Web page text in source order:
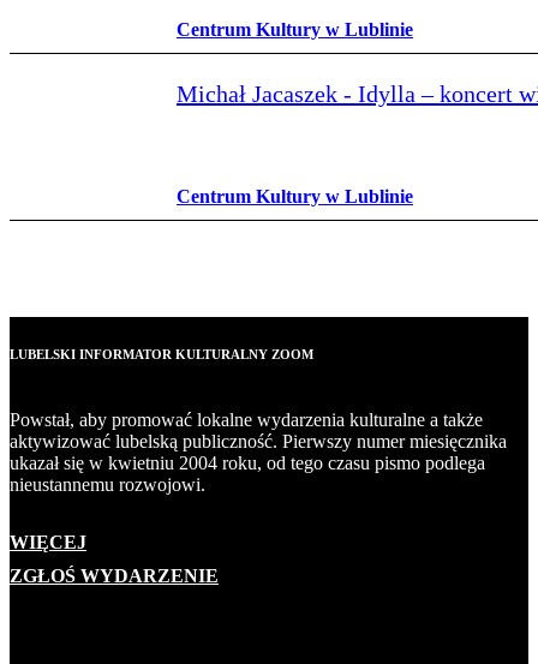
Centrum Kultury w Lublinie
Michał Jacaszek - Idylla – koncert
Centrum Kultury w Lublinie
LUBELSKI INFORMATOR KULTURALNY ZOOM
Powstał, aby promować lokalne wydarzenia kulturalne a także
aktywizować lubelską publiczność. Pierwszy numer miesięcznika
ukazał się w kwietniu 2004 roku, od tego czasu pismo podlega
nieustannemu rozwojowi.
WIĘCEJ
ZGŁOŚ WYDARZENIE